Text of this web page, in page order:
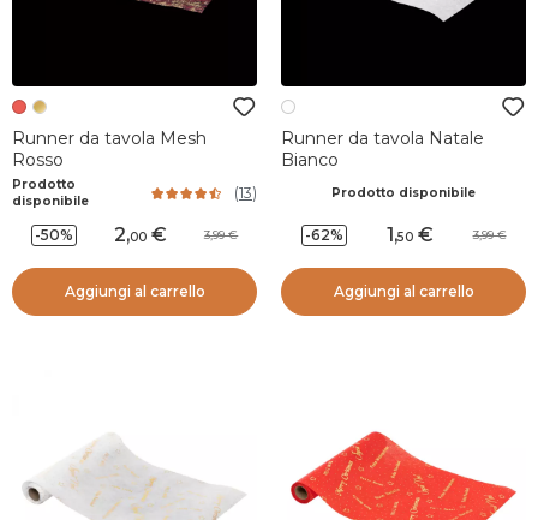
Runner da tavola Mesh
Rosso
Prodotto
disponibile
(13)
-50% 2,00 3,99
Aggiungi al carrello
Runner da tavola Natale
Bianco
Prodotto disponibile
-62% 1,50 3,99
Aggiungi al carrello